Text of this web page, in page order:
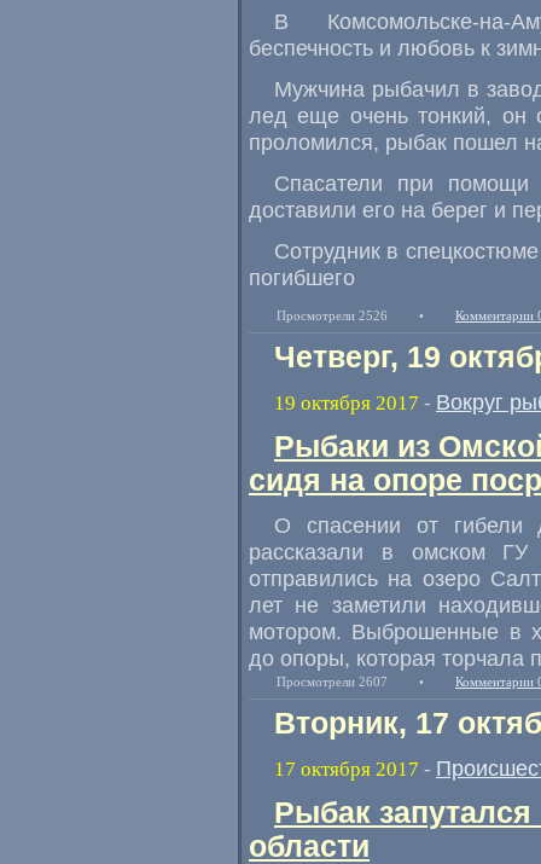
В Комсомольске-на-
беспечность и любовь к
Мужчина рыбачил в
лед еще очень тонкий, он
проломился, рыбак пошел
Спасатели при помощи
доставили его на берег и
Сотрудник в
погибшего
Просмотрели 2526 • Комментарии
Четверг, 19
19 октября 2017 - Вокруг
Рыбаки из
сидя на опоре
О спасении от гибели
рассказали в омском
отправились на озеро
лет не заметили
мотором. Выброшенные в
до опоры, которая торчала
Просмотрели 2607 • Комментарии
Вторник, 17
17 октября 2017 -
Рыбак запутался
области